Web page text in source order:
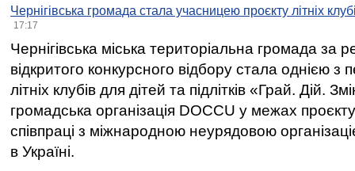
Чернігівська громада стала учасницею проєкту літніх
17:17
Чернігівська міська територіальна громада за
відкритого конкурсного відбору стала однією
літніх клубів для дітей та підлітків «Грай. Дій.
громадська організація DOCCU у межах
співпраці з міжнародною неурядовою
в Україні.